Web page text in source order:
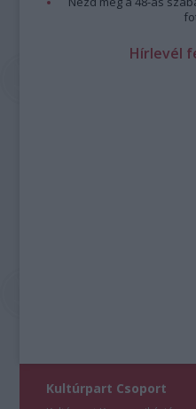
Hírlevél
Kultúrpart Csoport